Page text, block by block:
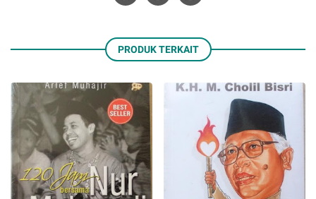
PRODUK TERKAIT